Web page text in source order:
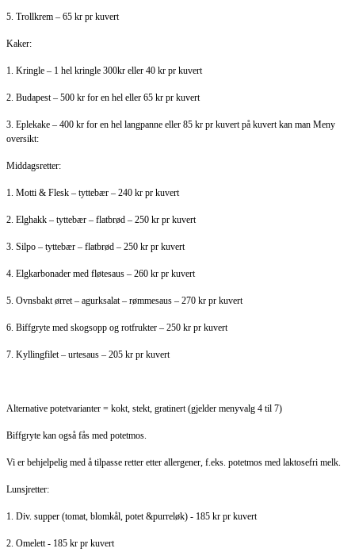
5. Trollkrem – 65 kr pr kuvert
Kaker:
1. Kringle – 1 hel kringle 300kr eller 40 kr pr kuvert
2. Budapest – 500 kr for en hel eller 65 kr pr kuvert
3. Eplekake – 400 kr for en hel langpanne eller 85 kr pr kuvert på kuvert kan man Meny
oversikt:
Middagsretter:
1. Motti & Flesk – tyttebær – 240 kr pr kuvert
2. Elghakk – tyttebær – flatbrød – 250 kr pr kuvert
3. Silpo – tyttebær – flatbrød – 250 kr pr kuvert
4. Elgkarbonader med fløtesaus – 260 kr pr kuvert
5. Ovnsbakt ørret – agurksalat – rømmesaus – 270 kr pr kuvert
6. Biffgryte med skogsopp og rotfrukter – 250 kr pr kuvert
7. Kyllingfilet – urtesaus – 205 kr pr kuvert
Alternative potetvarianter = kokt, stekt, gratinert (gjelder menyvalg 4 til 7)
Biffgryte kan også fås med potetmos.
Vi er behjelpelig med å tilpasse retter etter allergener, f.eks. potetmos med laktosefri melk.
Lunsjretter:
1. Div. supper (tomat, blomkål, potet &purreløk) - 185 kr pr kuvert
2. Omelett - 185 kr pr kuvert